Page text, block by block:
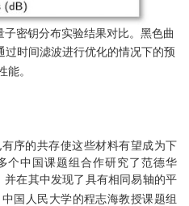
密钥分布实验结果对比。黑色曲
过时间滤波进行优化的情况下的预
能。
序的共存使这些材料有望成为下
个中国课题组合作研究了范德华
并在其中发现了具有相同易轴的平
国人民大学的程志海教授课题组